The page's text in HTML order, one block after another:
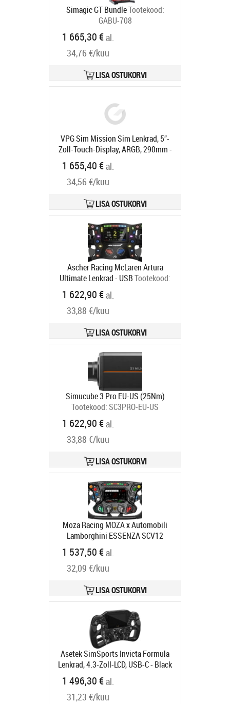
Simagic GT BundleTootekood:
GABU-708
1 665,30 €al.
34,76 €/kuu
LISA OSTUKORVI
VPG Sim Mission Sim Lenkrad, 5”-
Zoll-Touch-Display, ARGB, 290mm -
schwarzTootekood:
18800
Tarneaeg 6-9 tp
1 655,40 €al.
34,56 €/kuu
LISA OSTUKORVI
Ascher Racing McLaren Artura
Ultimate Lenkrad - USBTootekood:
76080054
Tarneaeg 6-9 tp
1 622,90 €al.
33,88 €/kuu
LISA OSTUKORVI
Simucube 3 Pro EU-US (25Nm)
Tootekood:SC3PRO-EU-US
1 622,90 €al.
33,88 €/kuu
LISA OSTUKORVI
Moza Racing MOZA x Automobili
Lamborghini ESSENZA SCV12
Lenkrad Tootekood:
Tarneaeg 6-9 tp
1 537,50 €al.
32,09 €/kuu
LISA OSTUKORVI
Asetek SimSports Invicta Formula
Lenkrad, 4.3-Zoll-LCD, USB-C - Black
on Black Edition
032-11112321
Tarneaeg 6-9 tp
1 496,30 €al.
31,23 €/kuu